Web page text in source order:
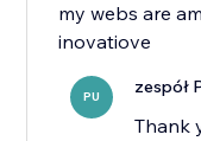
my webs are
inovatiove
PU zespół
Thank